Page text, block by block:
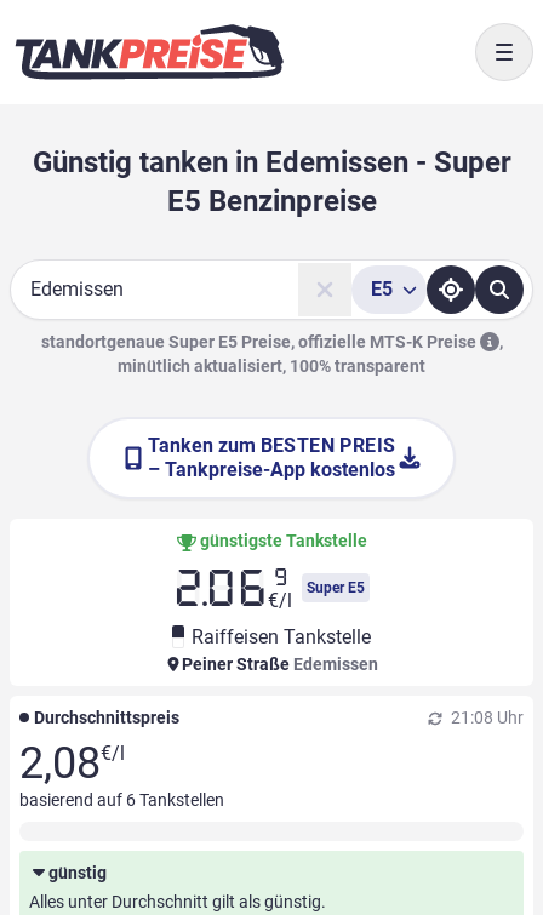
Günstig tanken in Edemissen - Super
E5 Benzinpreise
Suche
E5
standortgenaue Super E5 Preise, offizielle MTS-K Preise
,
minütlich aktualisiert, 100% transparent
Tanken zum BESTEN PREIS
– Tankpreise-App kostenlos
günstigste Tankstelle
2.06 9
€/l
Super E5
Raiffeisen Tankstelle
Peiner Straße Edemissen
Durchschnittspreis 21:08 Uhr
2,08€/l
basierend auf 6Tankstellen
günstig
Alles unter Durchschnitt gilt als günstig.